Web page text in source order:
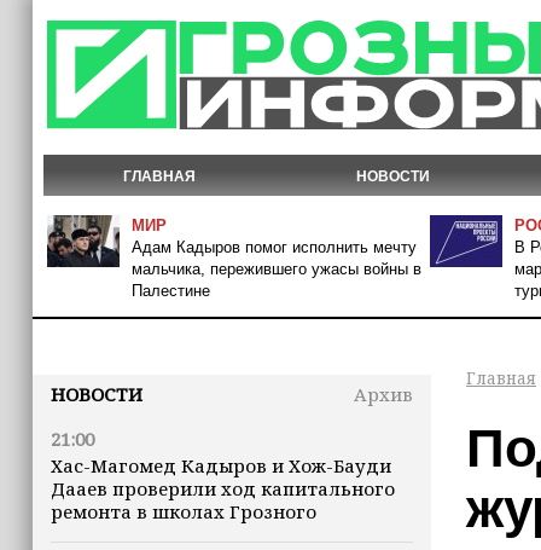
ГЛАВНАЯ НОВОСТИ
МИР
Адам Кадыров помог исполнить мечту
мальчика, пережившего ужасы войны в
Палестине
В
НОВОСТИ
Архив
21:00
Хас-Магомед Кадыров и Хож-Бауди
Дааев проверили ход капитального
ремонта в школах Грозного
Главная